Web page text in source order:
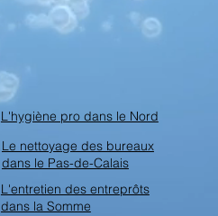
L'hygiène pro dans le Nord
Le nettoyage des bureaux
dans le Pas-de-Calais
L'entretien des entreprôts
dans la Somme